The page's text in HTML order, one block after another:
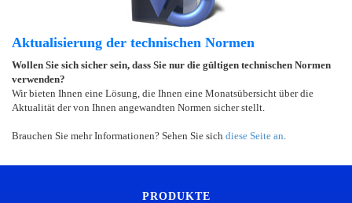
Aktualisierung der technischen Normen
Wollen Sie sich sicher sein, dass Sie nur die gültigen technischen Normen
verwenden?
Wir bieten Ihnen eine Lösung, die Ihnen eine Monatsübersicht über die
Aktualität der von Ihnen angewandten Normen sicher stellt.
Brauchen Sie mehr Informationen? Sehen Sie sich diese Seite an
PRODUKTE